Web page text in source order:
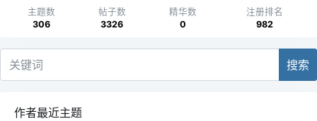
主题数
306
帖子数
3326
精华数
0
注册排名
982
搜索
作者最近主题